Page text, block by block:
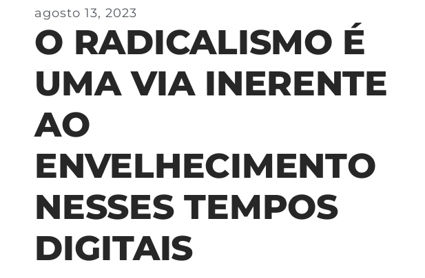
agosto 13, 2023
O RADICALISMO É
UMA VIA INERENTE
AO
ENVELHECIMENTO
NESSES TEMPOS
DIGITAIS